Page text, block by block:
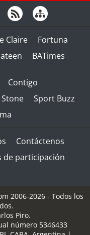
Claire
Fortuna
BATimes
Contigo
Sport Buzz
Contáctenos
de participación
2006-2026 - Todos los
Piro.
número 5346433